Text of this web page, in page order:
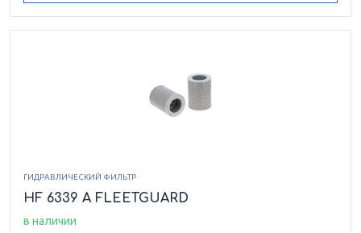
ГИДРАВЛИЧЕСКИЙ ФИЛЬТР
HF 6339 A FLEETGUARD
в наличии